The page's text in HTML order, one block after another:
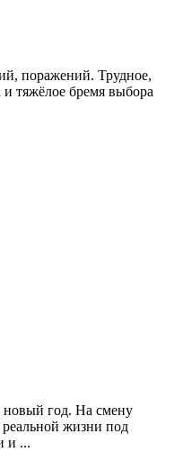
поражений. Трудное,
и тяжёлое бремя выбора
новый год. На смену
жизни под
и ...